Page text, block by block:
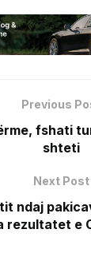
Previous
fshati
shteti
Next Post
ndaj
rezultatet e